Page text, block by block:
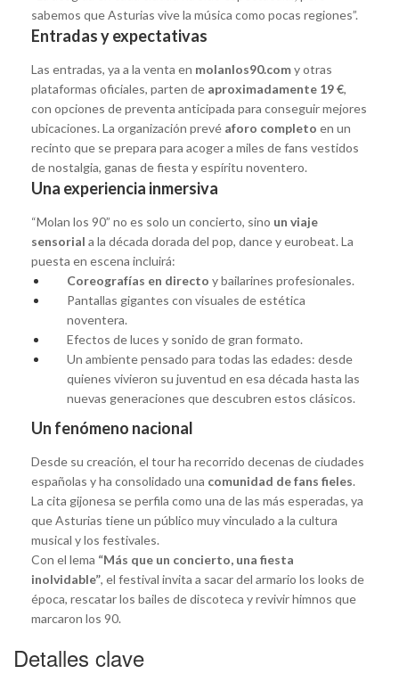
sabemos que Asturias vive la música como pocas regiones”.
Entradas y expectativas
Las entradas, ya a la venta en molanlos90.comy otras
plataformas oficiales, parten de aproximadamente 19 €,
con opciones de preventa anticipada para conseguir mejores
ubicaciones. La organización prevé aforo completo en un
recinto que se prepara para acoger a miles de fans vestidos
de nostalgia, ganas de fiesta y espíritu noventero.
Una experiencia inmersiva
“Molan los 90” no es solo un concierto, sino un viaje
sensorial a la década dorada del pop, dance y eurobeat. La
puesta en escena incluirá:
Coreografías en directo y bailarines profesionales.
Pantallas gigantes con visuales de estética
noventera.
Efectos de luces y sonido de gran formato.
Un ambiente pensado para todas las edades: desde
quienes vivieron su juventud en esa década hasta las
nuevas generaciones que descubren estos clásicos.
Un fenómeno nacional
Desde su creación, el tour ha recorrido decenas de ciudades
españolas y ha consolidado una comunidad de fans fieles.
La cita gijonesa se perfila como una de las más esperadas, ya
que Asturias tiene un público muy vinculado a la cultura
musical y los festivales.
Con el lema “Más que un concierto, una fiesta
inolvidable”, el festival invita a sacar del armario los looks de
época, rescatar los bailes de discoteca y revivir himnos que
marcaron los 90.
Detalles clave